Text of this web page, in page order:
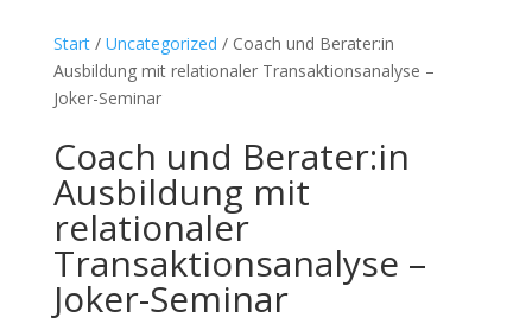
Start/ Uncategorized / Coach und Berater:in
Ausbildung mit relationaler Transaktionsanalyse –
Joker-Seminar
Coach und Berater:in
Ausbildung mit
relationaler
Transaktionsanalyse –
Joker-Seminar